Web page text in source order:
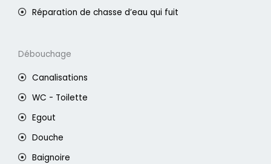
Réparation de chasse d’eau qui fuit
Débouchage
Canalisations
WC - Toilette
Egout
Douche
Baignoire